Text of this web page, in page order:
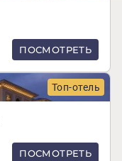
ПОСМОТРЕТЬ
Топ-отель
ПОСМОТРЕТЬ